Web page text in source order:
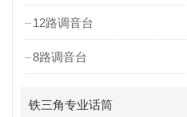
12路调音台
8路调音台
铁三角专业话筒